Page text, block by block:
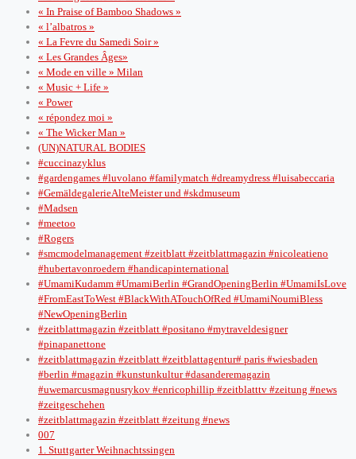
« In Praise of Bamboo Shadows »
« l’albatros »
« La Fevre du Samedi Soir »
« Les Grandes Âges»
« Mode en ville » Milan
« Music + Life »
« Power
« répondez moi »
« The Wicker Man »
(UN)NATURAL BODIES
#cuccinazyklus
#gardengames #luvolano #familymatch #dreamydress #luisabeccaria
#GemäldegalerieAlteMeister und #skdmuseum
#Madsen
#meetoo
#Rogers
#smcmodelmanagement #zeitblatt #zeitblattmagazin #nicoleatieno
#hubertavonroedern #handicapinternational
#UmamiKudamm #UmamiBerlin #GrandOpeningBerlin #UmamiIsLove
#FromEastToWest #BlackWithATouchOfRed #UmamiNoumiBless
#NewOpeningBerlin
#zeitblattmagazin #zeitblatt #positano #mytraveldesigner
#pinapanettone
#zeitblattmagazin #zeitblatt #zeitblattagentur# paris #wiesbaden
#berlin #magazin #kunstunkultur #dasanderemagazin
#uwemarcusmagnusrykov #enricophillip #zeitblatttv #zeitung #news
#zeitgeschehen
#zeitblattmagazin #zeitblatt #zeitung #news
007
1. Stuttgarter Weihnachtssingen